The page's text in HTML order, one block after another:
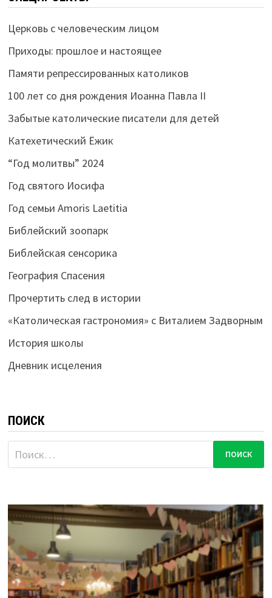
Церковь с человеческим лицом
Приходы: прошлое и настоящее
Памяти репрессированных католиков
100 лет со дня рождения Иоанна Павла II
Забытые католические писатели для детей
Катехетический Ёжик
“Год молитвы” 2024
Год святого Иосифа
Год семьи Amoris Laetitia
Библейский зоопарк
Библейская сенсорика
География Спасения
Прочертить след в истории
«Католическая гастрономия» с Виталием Задворным
История школы
Дневник исцеления
ПОИСК
Найти: